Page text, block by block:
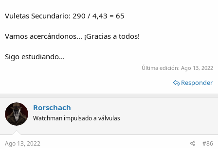
Vuletas Secundario: 290 / 4,43 = 65
Vamos acercándonos... ¡Gracias a todos!
Sigo estudiando...
Última edición: Ago 13, 2022
Responder
Rorschach
Watchman impulsado a válvulas
Ago 13, 2022 #86